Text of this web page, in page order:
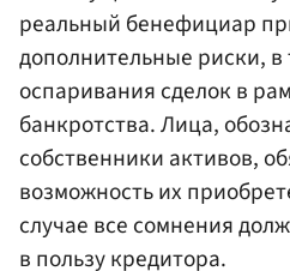
реальный бенефициар
дополнительные риски, в
оспаривания сделок в
банкротства. Лица,
собственники активов,
возможность их
случае все сомнения
в пользу кредитора.